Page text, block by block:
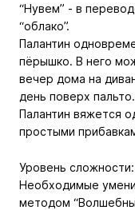
“Нувем” - в
“облако”.
Палантин
пёрышко. В него
вечер дома на
день поверх
Палантин вяжется
простыми
Уровень
Необходимые
методом